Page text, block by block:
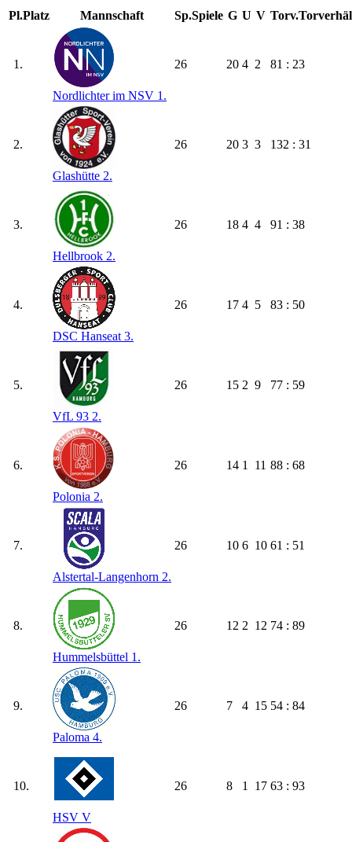
Pl.Platz Mannschaft Sp.Spiele G U V Torv.
1.
Nordlichter im NSV 1.
26 20 4 2 81 : 23
2.
Glashütte 2.
26 20 3 3 132 : 31
3.
Hellbrook 2.
26 18 4 4 91 : 38
4.
DSC Hanseat 3.
26 17 4 5 83 : 50
5.
VfL 93 2.
26 15 2 9 77 : 59
6.
Polonia 2.
26 14 1 11 88 : 68
7.
Alstertal-Langenhorn 2.
26 10 6 10 61 : 51
8.
Hummelsbüttel 1.
26 12 2 12 74 : 89
9.
Paloma 4.
26 7 4 15 54 : 84
10.
HSV V
26 8 1 17 63 : 93